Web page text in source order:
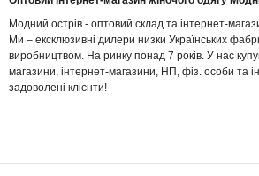
Модний острів - оптовий склад та інтернет-
Ми – ексклюзивні дилери низки Українських
виробництвом. На ринку понад 7 років. У нас
магазини, інтернет-магазини, НП, фіз. особи та
задоволені клієнти!